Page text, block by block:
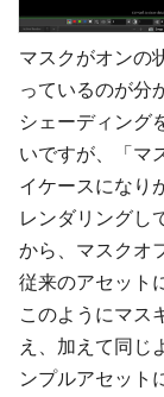
マスクがオンの
っているのが分
シェーディング
いですが、「マ
イケースになり
レンダリングし
から、マスクオ
従来のアセット
このようにマス
え、加えて同じ
ンプルアセット